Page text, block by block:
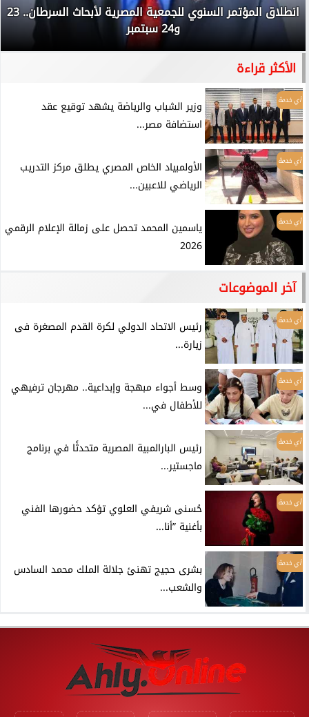
انطلاق المؤتمر السنوي للجمعية المصرية لأبحاث السرطان.. 23
و24 سبتمبر
الأكثر قراءة
أي خدمة
وزير الشباب والرياضة يشهد توقيع عقد
استضافة مصر...
أي خدمة
الأولمبياد الخاص المصري يطلق مركز التدريب
الرياضي للاعبين...
أي خدمة
ياسمين المحمد تحصل على زمالة الإعلام الرقمي
2026
آخر الموضوعات
أي خدمة
رئيس الاتحاد الدولي لكرة القدم المصغرة فى
زيارة...
أي خدمة
وسط أجواء مبهجة وإبداعية.. مهرجان ترفيهي
للأطفال في...
أي خدمة
رئيس البارالمبية المصرية متحدثًا في برنامج
ماجستير...
أي خدمة
حُسنى شريفي العلوي تؤكد حضورها الفني
بأغنية ”أنا...
أي خدمة
بشرى حجيج تهنئ جلالة الملك محمد السادس
والشعب...